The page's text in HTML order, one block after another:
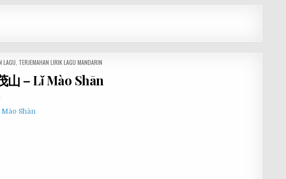
LAGU TERJEMAHAN LIRIK LAGU MANDARIN
– Lǐ Mào Shān